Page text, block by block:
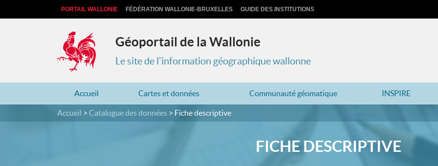
PORTAIL WALLONIE FÉDÉRATION WALLONIE-BRUXELLES GUIDE DES INSTITUTIONS
Géoportail de la Wallonie
Le site de l'information géographique wallonne
Accueil Cartes et données Communauté géomatique INSPIRE
Accueil Catalogue des données Fiche descriptive
FICHE DESCRIPTIVE